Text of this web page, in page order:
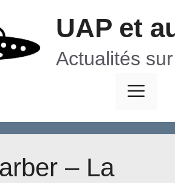
UAP et
Actualités
– La